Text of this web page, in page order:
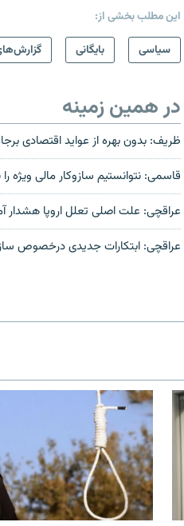
این مطلب بخشی از:
سیاسی
بایگانی
در همین زمینه
ظریف: بدون بهره‌ از عواید اقتصادی
قاسمی:‌ نتوانستیم سازوکار مالی ویژه را
عراقچی: علت اصلی تعلل اروپا هشدار
عراقچی: ابتکارات جدیدی درخصوص